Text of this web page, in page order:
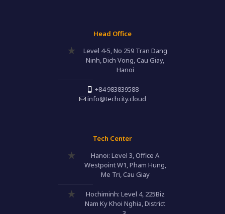
Head Office
Level 4-5, No 259 Tran Dang
Ninh, Dich Vong, Cau Giay,
Hanoi
+84 983839588
info@techcity.cloud
Tech Center
Hanoi: Level 3, Office A
Westpoint W1, Pham Hung,
Me Tri, Cau Giay
Hochiminh: Level 4, 225Biz
Nam Ky Khoi Nghia, District